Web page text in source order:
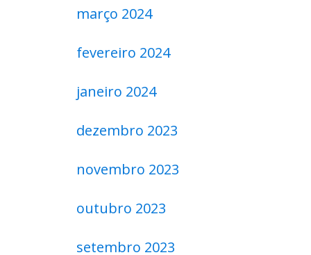
março 2024
fevereiro 2024
janeiro 2024
dezembro 2023
novembro 2023
outubro 2023
setembro 2023